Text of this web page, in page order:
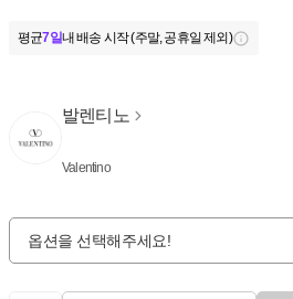
평균7일내 배송 시작 (주말, 공휴일 제외)
발렌티노
Valentino
옵션을 선택해주세요!